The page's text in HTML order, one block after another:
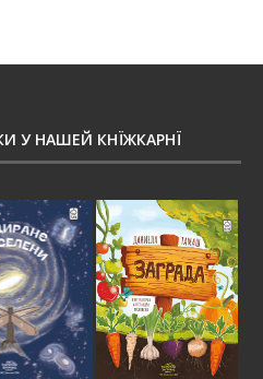
У НАШЕЙ КНЇЖКАРНЇ